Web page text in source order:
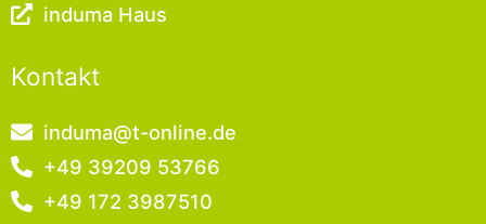
induma Haus
Kontakt
induma@t-online.de
+49 39209 53766
+49 172 3987510